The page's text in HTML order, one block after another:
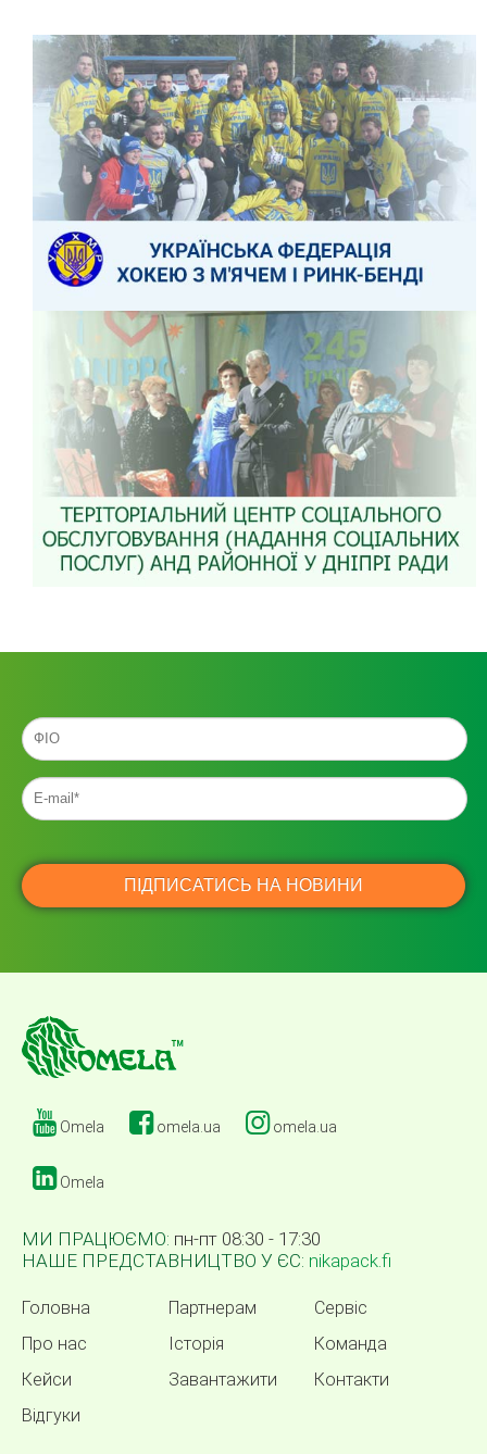
Omela omela.ua omela.ua
Omela
МИ ПРАЦЮЄМО: пн-пт 08:30 - 17:30
НАШЕ ПРЕДСТАВНИЦТВО У ЄС: nikapack.fi
Головна Партнерам
Сервіс
Про нас
Історія
Команда
Кейси
Завантажити
Контакти
Відгуки